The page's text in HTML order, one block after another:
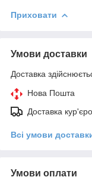
Приховати
Умови доставки
Доставка
Нова Пошта
Доставка
Всі умови
Умови оплати